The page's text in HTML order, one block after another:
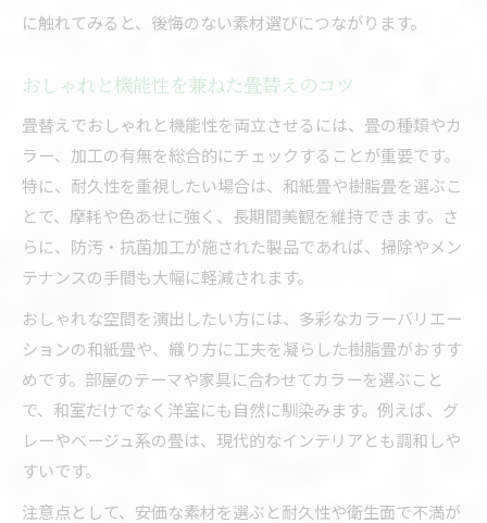
に触れてみると、後悔のない素材選びにつながります。
おしゃれと機能性を兼ねた畳替えのコツ
畳替えでおしゃれと機能性を両立させるには、畳の種類やカ
ラー、加工の有無を総合的にチェックすることが重要です。
特に、耐久性を重視したい場合は、和紙畳や樹脂畳を選ぶこ
とで、摩耗や色あせに強く、長期間美観を維持できます。さ
らに、防汚・抗菌加工が施された製品であれば、掃除やメン
テナンスの手間も大幅に軽減されます。
おしゃれな空間を演出したい方には、多彩なカラーバリエー
ションの和紙畳や、織り方に工夫を凝らした樹脂畳がおすす
めです。部屋のテーマや家具に合わせてカラーを選ぶこと
で、和室だけでなく洋室にも自然に馴染みます。例えば、グ
レーやベージュ系の畳は、現代的なインテリアとも調和しや
すいです。
注意点として、安価な素材を選ぶと耐久性や衛生面で不満が